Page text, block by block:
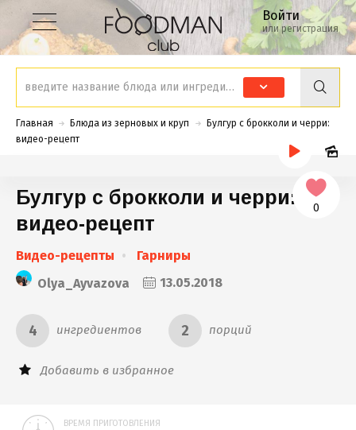
Войти
или регистрация
Главная Блюда из зерновых и круп
Булгур с брокколи и черри:
видео-рецепт
Булгур с брокколи и черри:
видео-рецепт
Видео-рецепты
Гарниры
Olya_Ayvazova
13.05.2018
4 ингредиентов 2 порций
Добавить в избранное
0
ВРЕМЯ ПРИГОТОВЛЕНИЯ